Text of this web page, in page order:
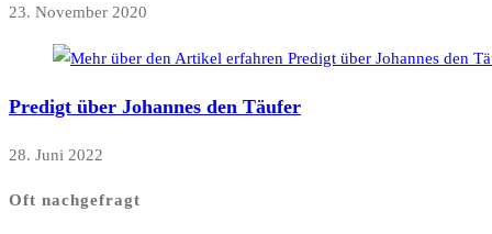
23. November 2020
Predigt über Johannes den Täufer
28. Juni 2022
Oft nachgefragt